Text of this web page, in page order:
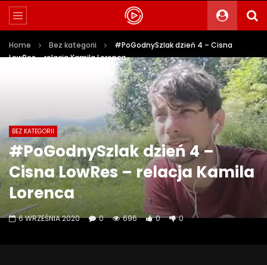
Home Bez kategorii
#PoGodnySzlak dzień 4 – Cisna
LowRes – relacja Kamila Lorenca
BEZ KATEGORII
#PoGodnySzlak dzień 4 –
Cisna LowRes – relacja Kamila
Lorenca
6 WRZEŚNIA 2020 0 696 0 0